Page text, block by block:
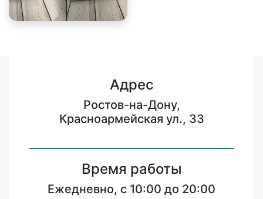
Адрес
Ростов-на-Дону,
Красноармейская ул., 33
Время работы
Ежедневно, с 10:00 до 20:00